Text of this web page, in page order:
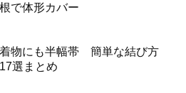
で体形カバー
物にも半幅帯 簡単な結び方
選まとめ